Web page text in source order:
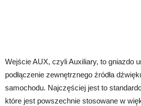
Wejście AUX, czyli Auxiliary, to gniazdo
podłączenie zewnętrznego źródła
samochodu. Najczęściej jest to
które jest powszechnie stosowane w